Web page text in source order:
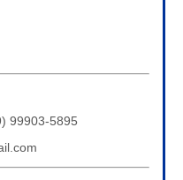
99903-5895